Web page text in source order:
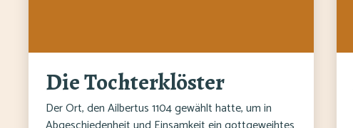
Die Tochterklöster
Der Ort, den Ailbertus 1104 gewählt hatte, um in